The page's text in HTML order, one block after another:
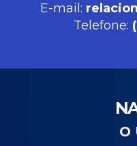
E-mail:
Telefone:
O